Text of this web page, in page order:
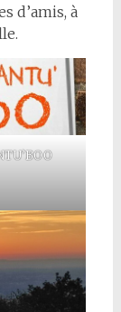
d’amis, à